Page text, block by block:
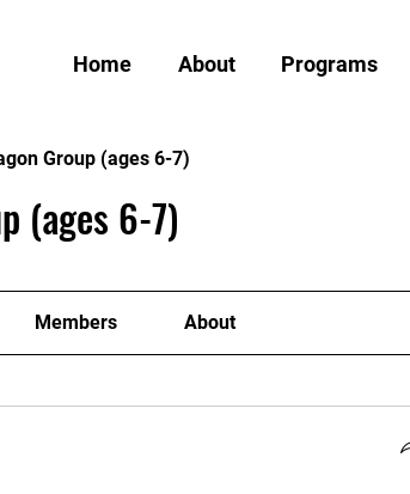
Home About Programs
Group (ages 6-7)
(ages 6-7)
Members About